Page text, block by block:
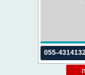
055-